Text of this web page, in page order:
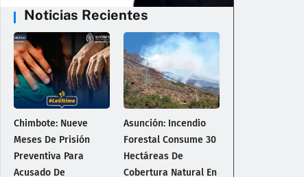
Noticias Recientes
Chimbote: Nueve
Meses De Prisión
Preventiva Para
Acusado De
Asunción: Incendio
Forestal Consume 30
Hectáreas De
Cobertura Natural En